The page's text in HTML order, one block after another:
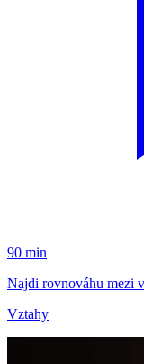
90 min
Najdi rovnováhu mezi
Vztahy